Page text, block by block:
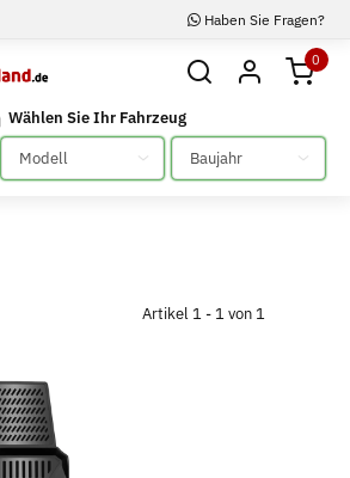
Haben Sie Fragen?
0
Wählen Sie Ihr Fahrzeug
Bitte auswählen Bitte auswählen
Artikel 1 - 1 von 1